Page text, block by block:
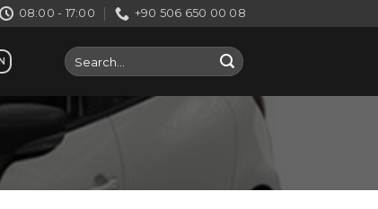
08:00 - 17:00 +90 506 650 00 08